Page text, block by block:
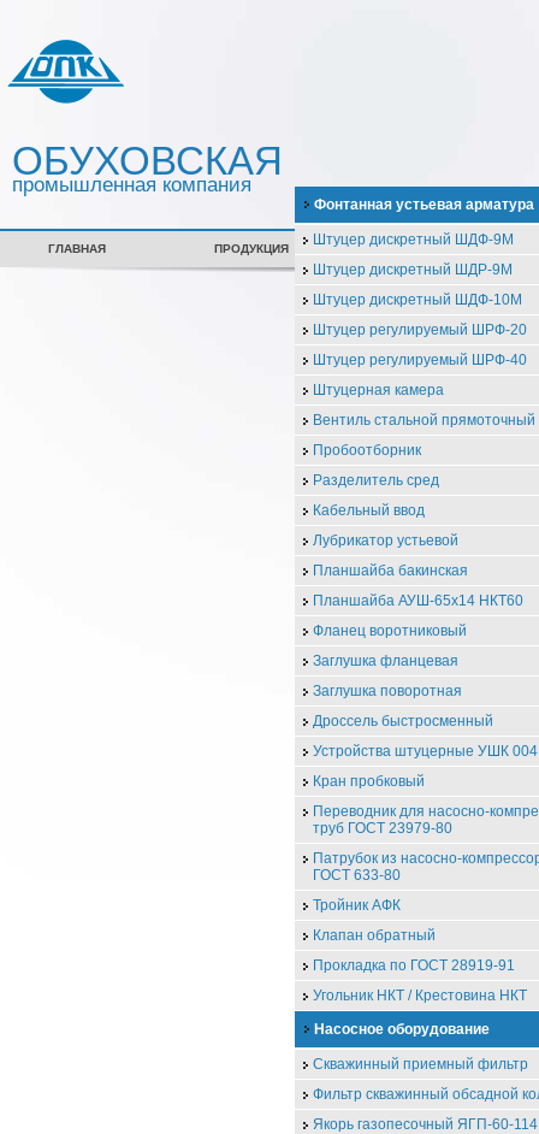
ОБУХОВСКАЯ
промышленная компания
ГЛАВНАЯ ПРОДУКЦИЯ СЕРТИФИКАТЫ
Фонтанная устьевая арматура
Штуцер дискретный ШДФ-9М
Штуцер дискретный ШДР-9М
Штуцер дискретный ШДФ-10М
Штуцер регулируемый ШРФ-20
Штуцер регулируемый ШРФ-40
Штуцерная камера
Вентиль стальной
Пробоотборник
Разделитель сред
Кабельный ввод
Лубрикатор устьевой
Планшайба бакинская
Планшайба АУШ-65х14 НКТ60
Фланец воротниковый
Заглушка фланцевая
Заглушка поворотная
Дроссель быстросменный
Устройства штуцерные УШК
Кран пробковый
Переводник для насосно-
труб ГОСТ 23979-80
Патрубок из насосно-
ГОСТ 633-80
Тройник АФК
Клапан обратный
Прокладка по ГОСТ 28919-91
Угольник НКТ / Крестовина НКТ
Насосное оборудование
Скважинный приемный фильтр
Фильтр скважинный обсадной
Якорь газопесочный ЯГП-60-